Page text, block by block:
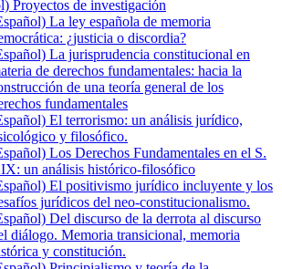
Proyectos de investigación
La ley española de memoria
¿justicia o discordia?
La jurisprudencia constitucional en
de derechos fundamentales: hacia la
de una teoría general de los
fundamentales
El terrorismo: un análisis jurídico,
y filosófico.
Los Derechos Fundamentales en el S.
un análisis histórico-filosófico
El positivismo jurídico incluyente y los
jurídicos del neo-constitucionalismo.
Del discurso de la derrota al discurso
diálogo. Memoria transicional, memoria
y constitución.